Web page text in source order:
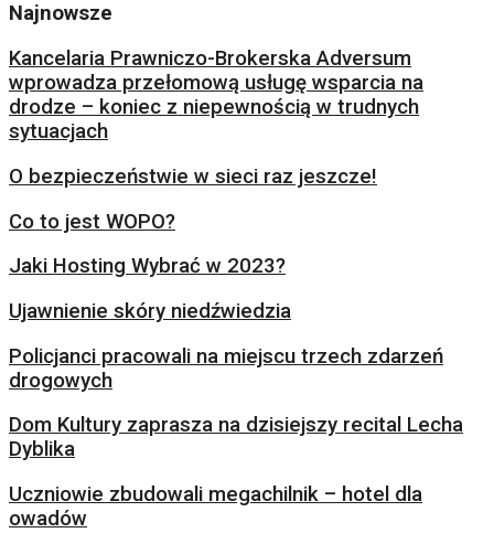
Najnowsze
Kancelaria Prawniczo-Brokerska Adversum
wprowadza przełomową usługę wsparcia na
drodze – koniec z niepewnością w trudnych
sytuacjach
O bezpieczeństwie w sieci raz jeszcze!
Co to jest WOPO?
Jaki Hosting Wybrać w 2023?
Ujawnienie skóry niedźwiedzia
Policjanci pracowali na miejscu trzech zdarzeń
drogowych
Dom Kultury zaprasza na dzisiejszy recital Lecha
Dyblika
Uczniowie zbudowali megachilnik – hotel dla
owadów